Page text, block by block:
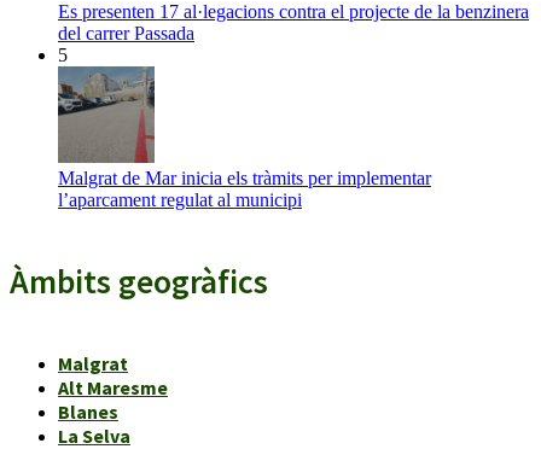
Es presenten 17 al·legacions contra el projecte de la benzinera
del carrer Passada
5
Malgrat de Mar inicia els tràmits per implementar
l’aparcament regulat al municipi
Àmbits geogràfics
Malgrat
Alt Maresme
Blanes
La Selva